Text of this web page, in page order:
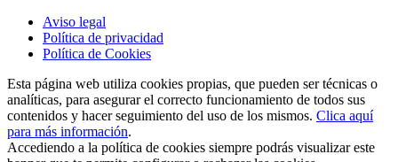
Aviso legal
Política de privacidad
Política de Cookies
Esta página web utiliza cookies propias, que pueden ser técnicas o
analíticas, para asegurar el correcto funcionamiento de todos sus
contenidos y hacer seguimiento del uso de los mismos. Clica aquí
para más información.
Accediendo a la política de cookies siempre podrás visualizar este